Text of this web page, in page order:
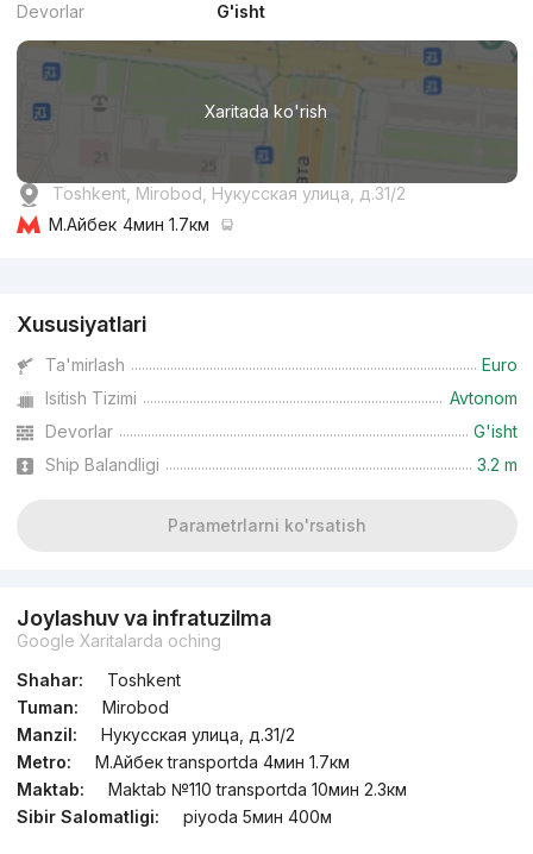
Devorlar
G'isht
Xaritada ko'rish
Toshkent, Mirobod, Нукусская улица, д.31/2
М.Айбек 4мин 1.7км
Xususiyatlari
Ta'mirlash
Euro
Isitish Tizimi
Avtonom
Devorlar
G'isht
Ship Balandligi
3.2 m
Parametrlarni ko'rsatish
Joylashuv va infratuzilma
Google Xaritalarda oching
Shahar:
Toshkent
Tuman:
Mirobod
Manzil:
Нукусская улица, д.31/2
Metro:
М.Айбек transportda 4мин 1.7км
Maktab:
Maktab №110 transportda 10мин 2.3км
Sibir Salomatligi:
piyoda 5мин 400м